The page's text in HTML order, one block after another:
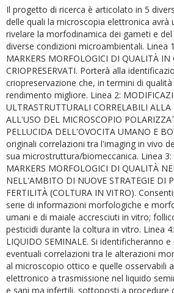
Il progetto di ricerca è articolato in 5
delle quali la microscopia elettronica avrà
rivelare la morfodinamica dei gameti e
diverse condizioni microambientali. Linea
MARKERS MORFOLOGICI DI QUALITÀ
CRIOPRESERVATI. Porterà alla
criopreservazione che, in termini di
rendimento migliore. Linea 2:
ULTRASTRUTTURALI CORRELABILI
ALL'USO DEL MICROSCOPIO
PELLUCIDA DELL'OVOCITA UMANO E
originali correlazioni tra l'imaging in vivo
sua microstruttura/biomeccanica. Linea 3:
MARKERS MORFOLOGICI DI QUALITÀ
NELL'AMBITO DI NUOVE STRATEGIE DI
FERTILITÀ (COLTURA IN VITRO).
serie di informazioni morfologiche e
umani e di maiale accresciuti in vitro;
pesticidi durante la coltura in vitro. Linea
LIQUIDO SEMINALE. Si identificheranno
eventuali correlazioni tra le alterazioni
al microscopio ottico e quelle osservabili
elettronico a trasmissione nel liquido
e sani ma infertili, sottoposti a procedure